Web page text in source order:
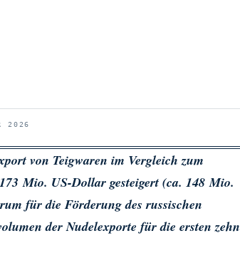
2026
von Teigwaren im Vergleich zum
Mio. US-Dollar gesteigert (ca. 148 Mio.
für die Förderung des russischen
der Nudelexporte für die ersten zehn